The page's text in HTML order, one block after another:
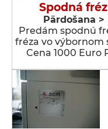
Spodná
Pārdošana
Predám spodnú
fréza vo výbornom
Cena 1000 Euro